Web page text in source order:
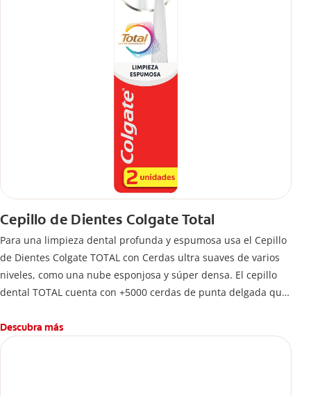
Cepillo de Dientes Colgate Total
Para una limpieza dental profunda y espumosa usa el Cepillo
de Dientes Colgate TOTAL con Cerdas ultra suaves de varios
niveles, como una nube esponjosa y súper densa. El cepillo
dental TOTAL cuenta con +5000 cerdas de punta delgada que
un cepillo normal.
Descubra más